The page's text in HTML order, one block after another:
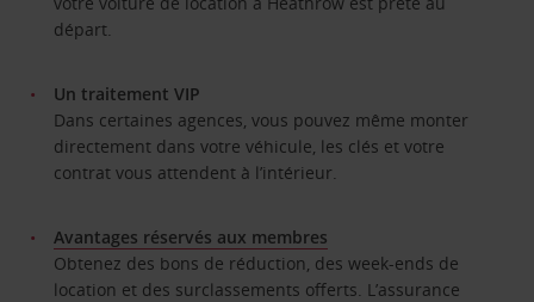
départ.
Un traitement VIP
Dans certaines agences, vous pouvez même monter
directement dans votre véhicule, les clés et votre
contrat vous attendent à l’intérieur.
Avantages réservés aux membres
Obtenez des bons de réduction, des week-ends de
location et des surclassements offerts. L’assurance